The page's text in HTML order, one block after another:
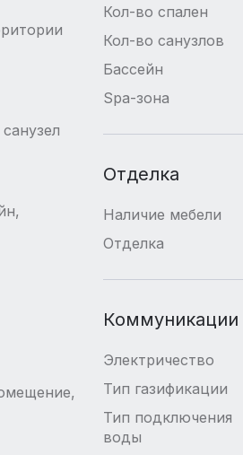
Кол-во спален
Кол-во санузлов
Бассейн
Spa-зона
Отделка
Наличие мебели
Отделка
Коммуникации
Электричество
Тип газификации
Тип подключения
воды